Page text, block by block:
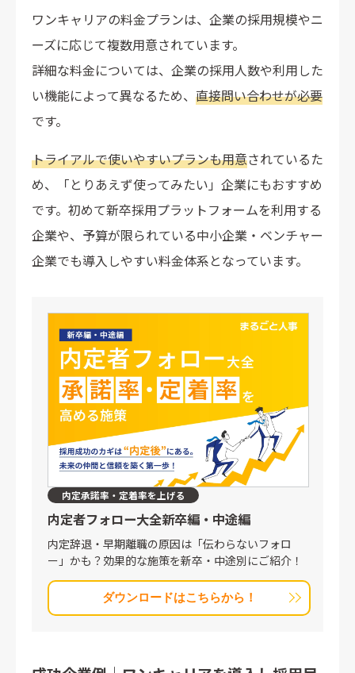
ワンキャリアの料金プランは、企業の採用規模やニ
ーズに応じて複数用意されています。
詳細な料金については、企業の採用人数や利用した
い機能によって異なるため、 直接問い合わせが必要
です。
トライアルで使いやすいプランも用意されているた
め、「とりあえず使ってみたい」企業にもおすすめ
です。初めて新卒採用プラットフォームを利用する
企業や、予算が限られている中小企業・ベンチャー
企業でも導入しやすい料金体系となっています。
内定承諾率・定着率を上げる
内定者フォロー大全新卒編・中途編
内定辞退・早期離職の原因は「伝わらないフォロ
ー」かも？効果的な施策を新卒・中途別にご紹介！
ダウンロードはこちらから！